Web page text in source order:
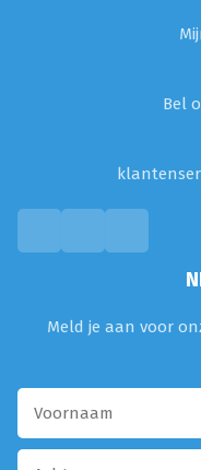
Bel
Meld je aan voor